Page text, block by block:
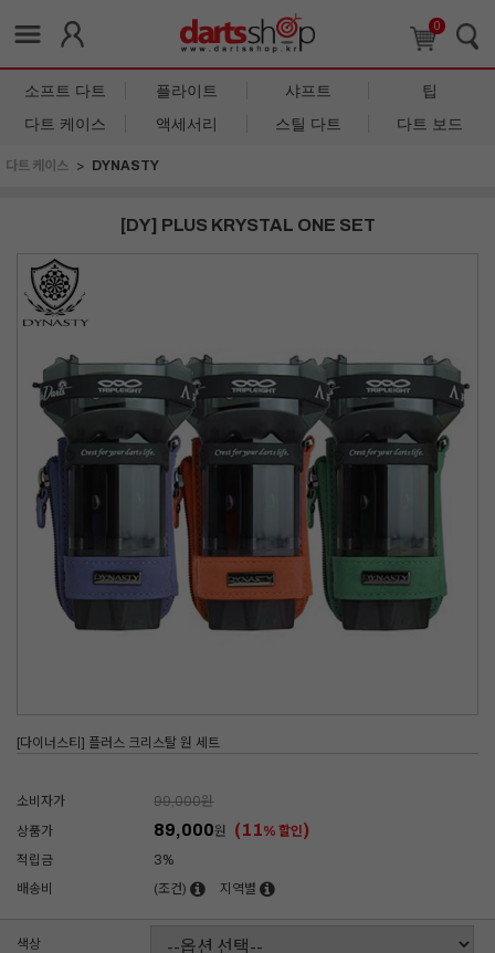
0
소프트 다트 플라이트 샤프트
팁
다트 케이스
액세서리 스틸 다트 다트 보드
다트 케이스 DYNASTY
[DY] PLUS KRYSTAL ONE SET
[다이너스티] 플러스 크리스탈 원 세트
소비자가 99,000원
상품가
89,000원 (11% 할인)
적립금
3%
배송비
(조건) 지역별
색상